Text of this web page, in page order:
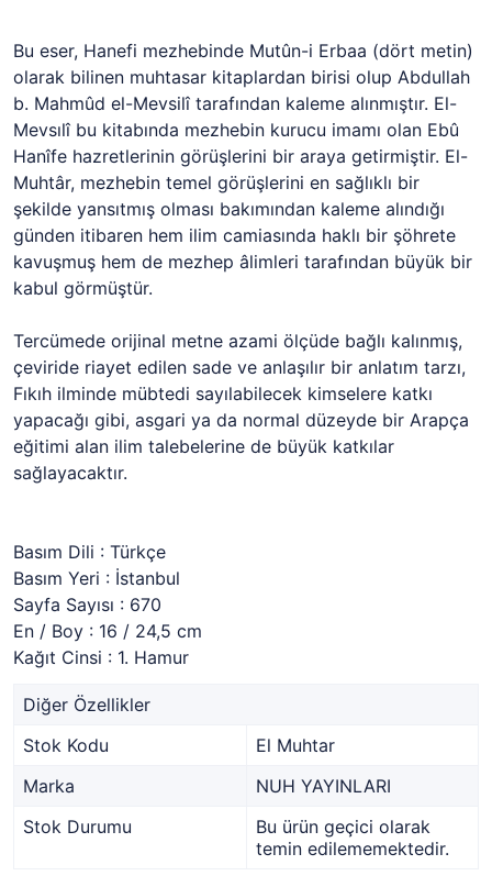
Bu eser, Hanefi mezhebinde Mutûn-i Erbaa (dört metin)
olarak bilinen muhtasar kitaplardan birisi olup Abdullah
b. Mahmûd el-Mevsilî tarafından kaleme alınmıştır. El-
Mevsılî bu kitabında mezhebin kurucu imamı olan Ebû
Hanîfe hazretlerinin görüşlerini bir araya getirmiştir. El-
Muhtâr, mezhebin temel görüşlerini en sağlıklı bir
şekilde yansıtmış olması bakımından kaleme alındığı
günden itibaren hem ilim camiasında haklı bir şöhrete
kavuşmuş hem de mezhep âlimleri tarafından büyük bir
kabul görmüştür.
Tercümede orijinal metne azami ölçüde bağlı kalınmış,
çeviride riayet edilen sade ve anlaşılır bir anlatım tarzı,
Fıkıh ilminde mübtedi sayılabilecek kimselere katkı
yapacağı gibi, asgari ya da normal düzeyde bir Arapça
eğitimi alan ilim talebelerine de büyük katkılar
sağlayacaktır.
Basım Dili : Türkçe
Basım Yeri : İstanbul
Sayfa Sayısı : 670
En / Boy : 16 / 24,5 cm
Kağıt Cinsi : 1. Hamur
Diğer Özellikler
Stok Kodu
El Muhtar
Marka
NUH YAYINLARI
Stok Durumu
Bu ürün geçici olarak
temin edilememektedir.